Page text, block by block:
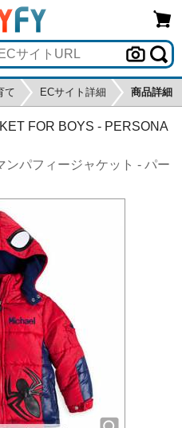
て ECサイト詳細 商品詳細
FOR BOYS - PERSONA
パフィージャケット - パー